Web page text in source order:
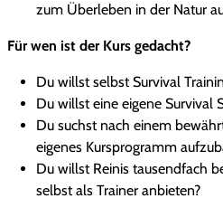
a
zum Überleben in der Natur
Für wen ist der Kurs gedacht?
Du willst selbst Survival
Du willst eine eigene Survival
Du suchst nach einem
eigenes Kursprogramm
Du willst Reinis tausendfach
selbst als Trainer anbieten?